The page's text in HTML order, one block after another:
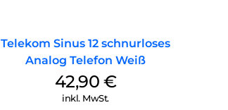
Telekom Sinus 12 schnurloses
Analog Telefon Weiß
42,90 €
inkl. MwSt.